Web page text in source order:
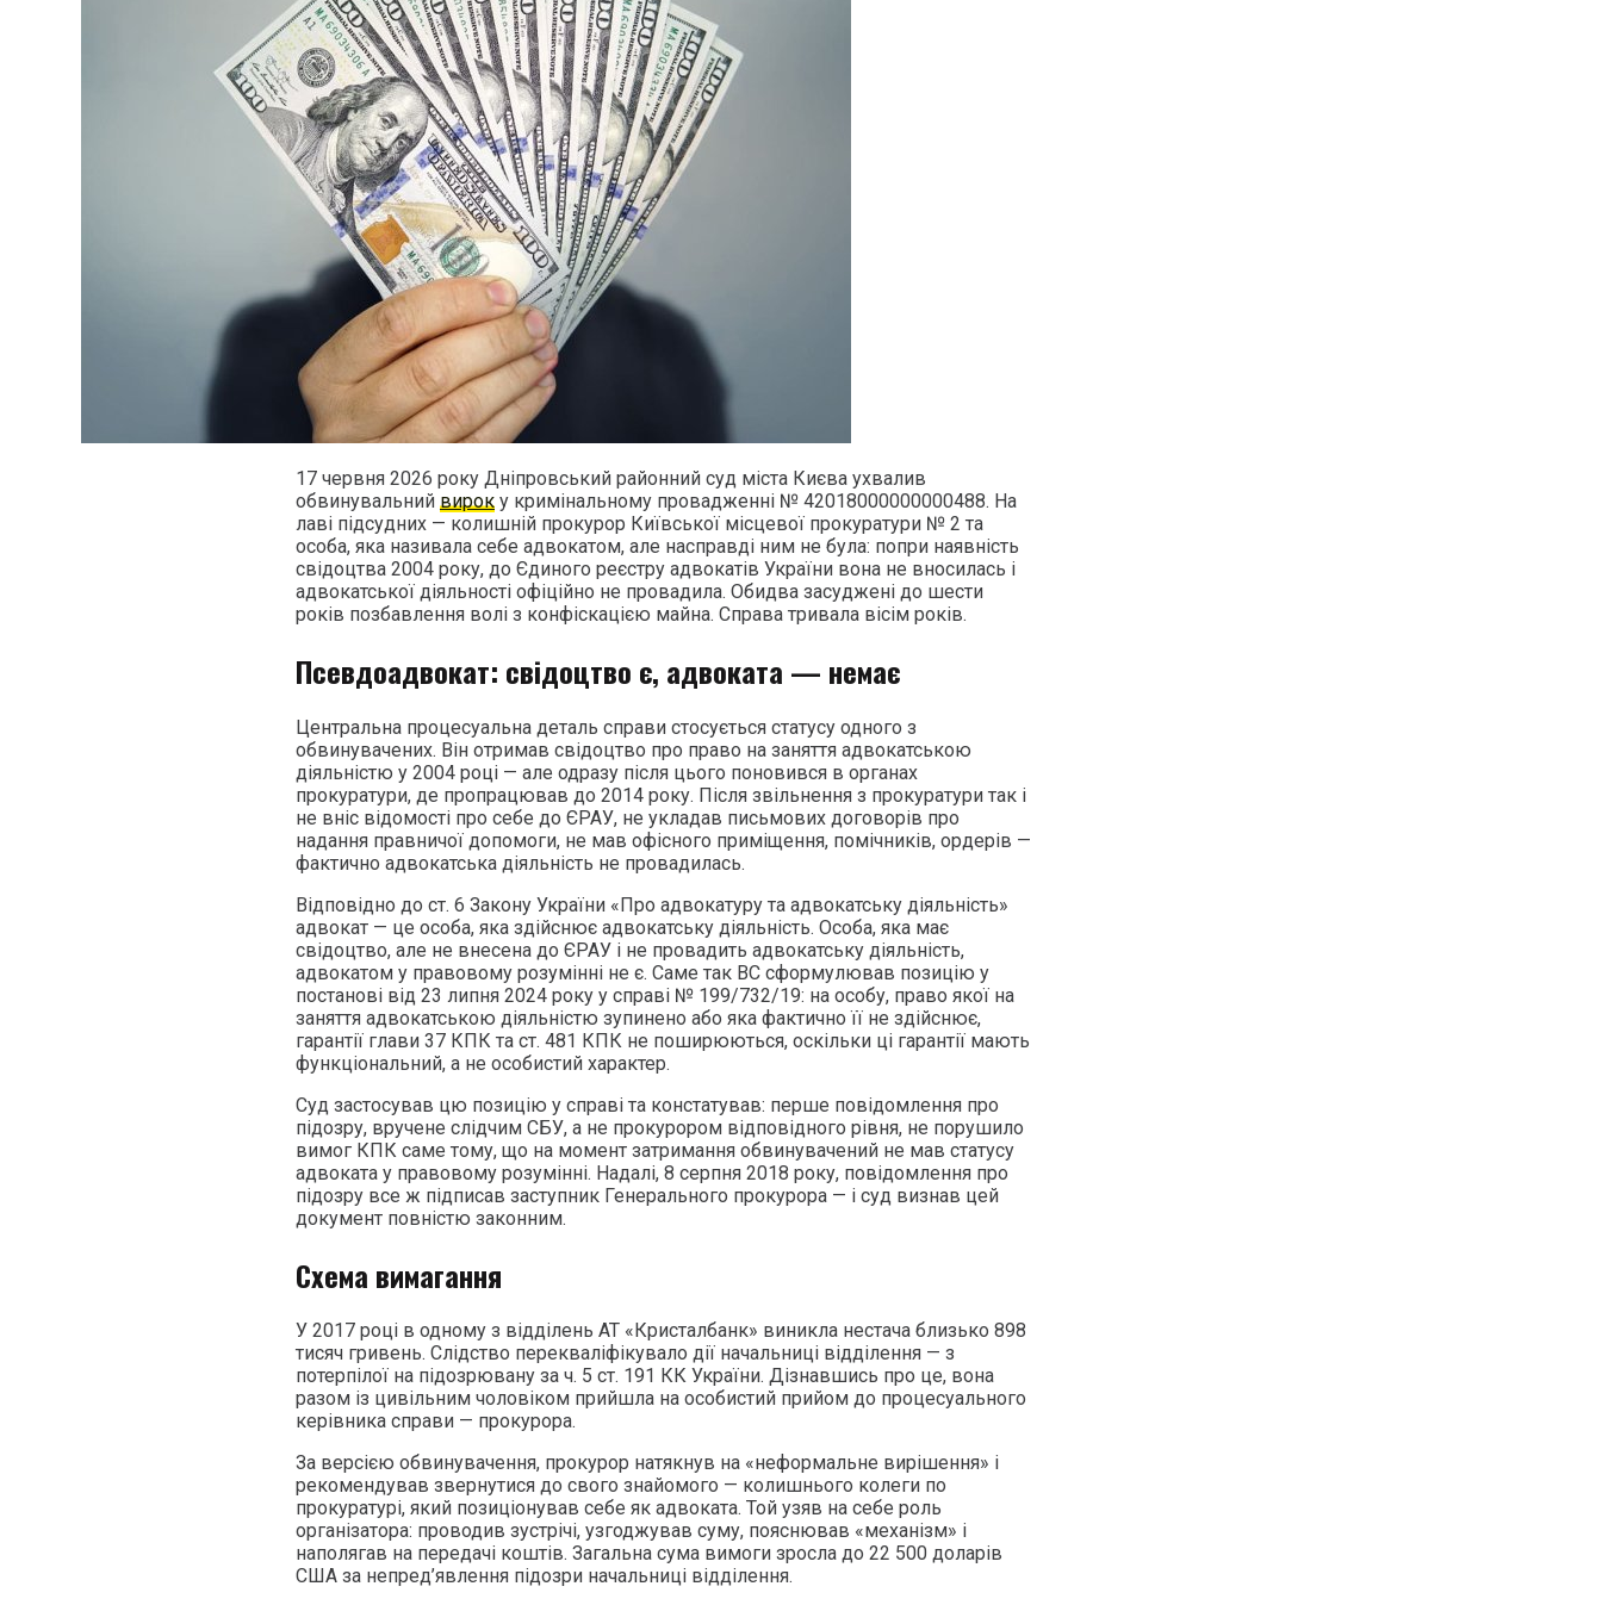
17 червня 2026 року Дніпровський районний суд міста Києва ухвалив
обвинувальний вирок у кримінальному провадженні № 42018000000000488. На
лаві підсудних — колишній прокурор Київської місцевої прокуратури № 2 та
особа, яка називала себе адвокатом, але насправді ним не була: попри наявність
свідоцтва 2004 року, до Єдиного реєстру адвокатів України вона не вносилась і
адвокатської діяльності офіційно не провадила. Обидва засуджені до шести
років позбавлення волі з конфіскацією майна. Справа тривала вісім років.
Псевдоадвокат: свідоцтво є, адвоката — немає
Центральна процесуальна деталь справи стосується статусу одного з
обвинувачених. Він отримав свідоцтво про право на заняття адвокатською
діяльністю у 2004 році — але одразу після цього поновився в органах
прокуратури, де пропрацював до 2014 року. Після звільнення з прокуратури так і
не вніс відомості про себе до ЄРАУ, не укладав письмових договорів про
надання правничої допомоги, не мав офісного приміщення, помічників, ордерів —
фактично адвокатська діяльність не провадилась.
Відповідно до ст. 6 Закону України «Про адвокатуру та адвокатську діяльність»
адвокат — це особа, яка здійснює адвокатську діяльність. Особа, яка має
свідоцтво, але не внесена до ЄРАУ і не провадить адвокатську діяльність,
адвокатом у правовому розумінні не є. Саме так ВС сформулював позицію у
постанові від 23 липня 2024 року у справі № 199/732/19: на особу, право якої на
заняття адвокатською діяльністю зупинено або яка фактично її не здійснює,
гарантії глави 37 КПК та ст. 481 КПК не поширюються, оскільки ці гарантії мають
функціональний, а не особистий характер.
Суд застосував цю позицію у справі та констатував: перше повідомлення про
підозру, вручене слідчим СБУ, а не прокурором відповідного рівня, не порушило
вимог КПК саме тому, що на момент затримання обвинувачений не мав статусу
адвоката у правовому розумінні. Надалі, 8 серпня 2018 року, повідомлення про
підозру все ж підписав заступник Генерального прокурора — і суд визнав цей
документ повністю законним.
Схема вимагання
У 2017 році в одному з відділень АТ «Кристалбанк» виникла нестача близько 898
тисяч гривень. Слідство перекваліфікувало дії начальниці відділення — з
потерпілої на підозрювану за ч. 5 ст. 191 КК України. Дізнавшись про це, вона
разом із цивільним чоловіком прийшла на особистий прийом до процесуального
керівника справи — прокурора.
За версією обвинувачення, прокурор натякнув на «неформальне вирішення» і
рекомендував звернутися до свого знайомого — колишнього колеги по
прокуратурі, який позиціонував себе як адвоката. Той узяв на себе роль
організатора: проводив зустрічі, узгоджував суму, пояснював «механізм» і
наполягав на передачі коштів. Загальна сума вимоги зросла до 22 500 доларів
США за непред’явлення підозри начальниці відділення.